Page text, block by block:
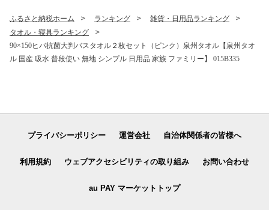
ふるさと納税ホーム ランキング
雑貨・日用品ランキング
タオル・寝具ランキング
90×150ヒバ抗菌大判バスタオル２枚セット（ピンク）泉州タオル【泉州タオ
ル 国産 吸水 普段使い 無地 シンプル 日用品 家族 ファミリー】 015B335
プライバシーポリシー 運営会社 自治体関係者の皆様へ
利用規約 ウェブアクセシビリティの取り組み お問い合わせ
au PAY マーケットトップ